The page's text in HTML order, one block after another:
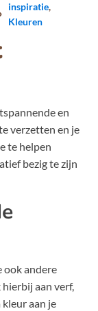
inspiratie,
Kleuren
en
verzetten en je
te helpen
bezig te zijn
ook andere
aan verf,
aan je